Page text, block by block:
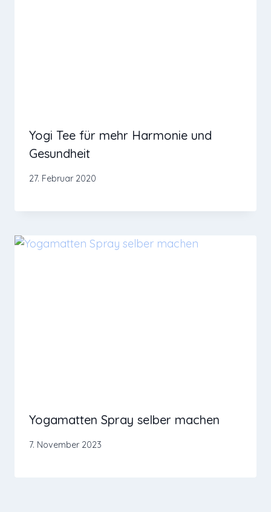
Yogi Tee für mehr Harmonie und
Gesundheit
27. Februar 2020
Yogamatten Spray selber machen
7. November 2023